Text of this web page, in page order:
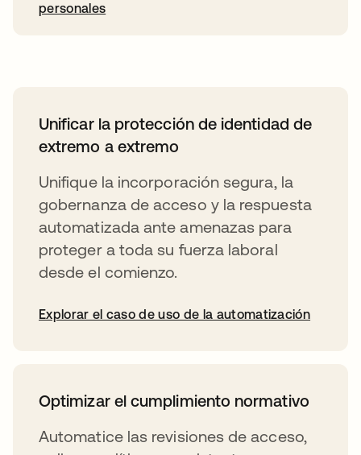
personales
Unificar la protección de identidad de
extremo a extremo
Unifique la incorporación segura, la
gobernanza de acceso y la respuesta
automatizada ante amenazas para
proteger a toda su fuerza laboral
desde el comienzo.
Explorar el caso de uso de la automatización
Optimizar el cumplimiento normativo
Automatice las revisiones de acceso,